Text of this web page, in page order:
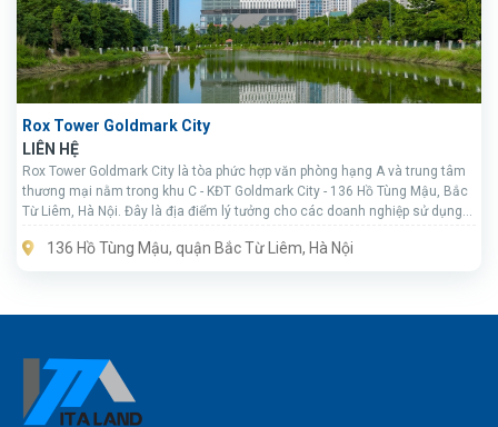
Rox Tower Goldmark City
LIÊN HỆ
Rox Tower Goldmark City là tòa phức hợp văn phòng hạng A và trung tâm
thương mại nằm trong khu C - KĐT Goldmark City - 136 Hồ Tùng Mậu, Bắc
Từ Liêm, Hà Nội. Đây là địa điểm lý tưởng cho các doanh nghiệp sử dụng
136 Hồ Tùng Mậu, quận Bắc Từ Liêm, Hà Nội